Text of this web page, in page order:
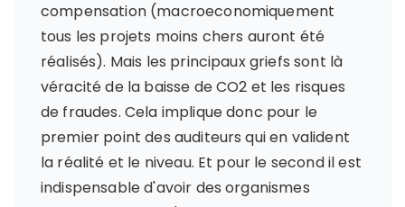
compensation (macroeconomiquement
tous les projets moins chers auront été
réalisés). Mais les principaux griefs sont là
véracité de la baisse de CO2 et les risques
de fraudes. Cela implique donc pour le
premier point des auditeurs qui en valident
la réalité et le niveau. Et pour le second il est
indispensable d'avoir des organismes